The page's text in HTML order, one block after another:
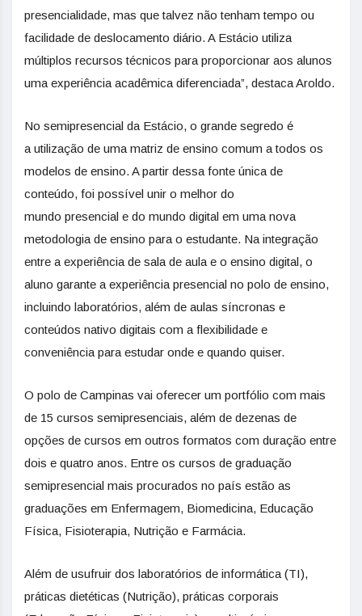
presencialidade, mas que talvez não tenham tempo ou
facilidade de deslocamento diário. A Estácio utiliza
múltiplos recursos técnicos para proporcionar aos alunos
uma experiência acadêmica diferenciada”, destaca Aroldo.
No semipresencial da Estácio, o grande segredo é
a utilização de uma matriz de ensino comum a todos os
modelos de ensino. A partir dessa fonte única de
conteúdo, foi possível unir o melhor do
mundo presencial e do mundo digital em uma nova
metodologia de ensino para o estudante. Na integração
entre a experiência de sala de aula e o ensino digital, o
aluno garante a experiência presencial no polo de ensino,
incluindo laboratórios, além de aulas síncronas e
conteúdos nativo digitais com a flexibilidade e
conveniência para estudar onde e quando quiser.
O polo de Campinas vai oferecer um portfólio com mais
de 15 cursos semipresenciais, além de dezenas de
opções de cursos em outros formatos com duração entre
dois e quatro anos. Entre os cursos de graduação
semipresencial mais procurados no país estão as
graduações em Enfermagem, Biomedicina, Educação
Física, Fisioterapia, Nutrição e Farmácia.
Além de usufruir dos laboratórios de informática (TI),
práticas dietéticas (Nutrição), práticas corporais